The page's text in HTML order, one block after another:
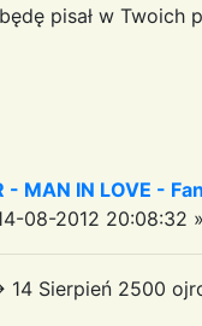
pisał w Twoich
- MAN IN LOVE -
08-2012 20:08:32 »
14 Sierpień 2500